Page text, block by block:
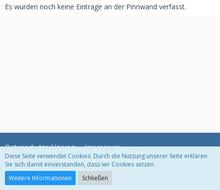
Es wurden noch keine Einträge an der Pinnwand verfasst.
Datenschutzerklärung Impressum
Community-Software:
Diese Seite verwendet Cookies. Durch die Nutzung unserer Seite erklären
Sie sich damit einverstanden, dass wir Cookies setzen.
Weitere Informationen
Schließen